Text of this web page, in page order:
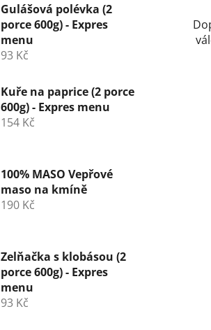
Gulášová polévka (2
porce 600g) - Expres
menu
93 Kč
Kuře na paprice (2 porce
600g) - Expres menu
154 Kč
100% MASO Vepřové
maso na kmíně
190 Kč
Zelňačka s klobásou (2
porce 600g) - Expres
menu
93 Kč